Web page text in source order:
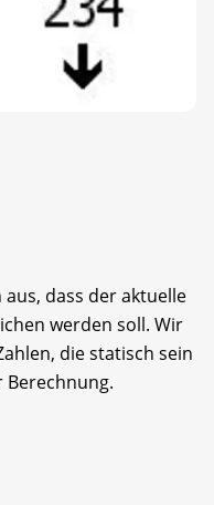
dass der aktuelle
werden soll. Wir
die statisch sein
Berechnung.